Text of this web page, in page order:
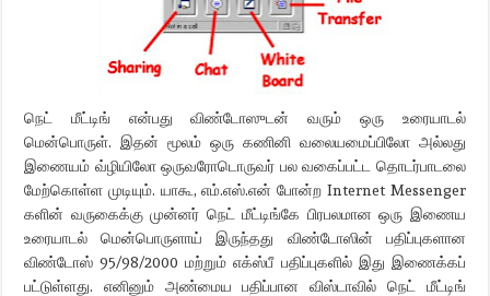
நெட் மீட்டிங் என்பது விண்டோஸுடன் வரும் ஒரு உரையாடல்
மென்பொருள். இதன் மூலம் ஒரு கணினி வலையமைப்பிலோ அல்லது
இணையம் வ்ழியிலோ ஒருவரோடொருவர் பல வகைப்பட்ட தொடர்பாடலை
மேற்கொள்ள முடியும். யாகூ, எம்.எஸ்.என் போன்ற Internet Messenger
களின் வருகைக்கு முன்னர் நெட் மீட்டிங்கே பிரபலமான ஒரு இணைய
உரையாடல் மென்பொருளாய் இருந்தது விண்டோஸின் பதிப்புகளான
விண்டோஸ் 95/98/2000 மற்றும் எக்ஸ்பீ பதிப்புகளில் இது இணைக்கப்
பட்டுள்ளது. எனினும் அண்மைய பதிப்பான விஸ்டாவில் நெட் மீட்டிங்